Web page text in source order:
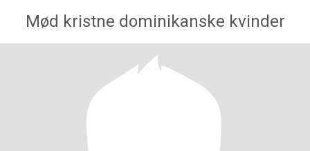
Mød kristne dominikanske kvinder